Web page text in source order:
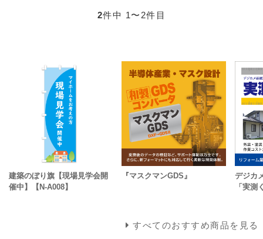
2件中 1〜2件目
建築のぼり旗【現場見学会開
催中】【N-A008】
『マスクマンGDS』
デジカ
「実測
すべてのおすすめ商品を見る